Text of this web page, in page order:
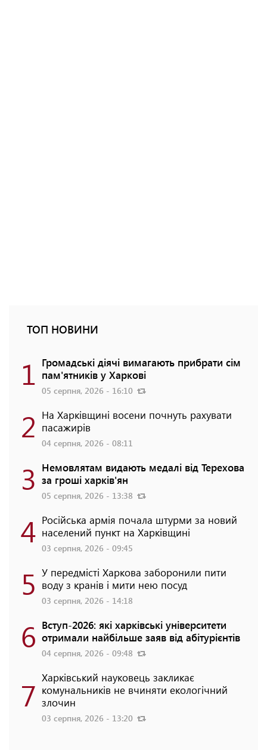
ТОП НОВИНИ
1 Громадські діячі вимагають прибрати сім
пам'ятників у Харкові
05 серпня, 2026 - 16:10
2 На Харківщині восени почнуть рахувати
пасажирів
04 серпня, 2026 - 08:11
3 Немовлятам видають медалі від Терехова
за гроші харків'ян
05 серпня, 2026 - 13:38
4 Російська армія почала штурми за новий
населений пункт на Харківщині
03 серпня, 2026 - 09:45
5 У передмісті Харкова заборонили пити
воду з кранів і мити нею посуд
03 серпня, 2026 - 14:18
6 Вступ-2026: які харківські університети
отримали найбільше заяв від абітурієнтів
04 серпня, 2026 - 09:48
7 Харківський науковець закликає
комунальників не вчиняти екологічний
злочин
03 серпня, 2026 - 13:20